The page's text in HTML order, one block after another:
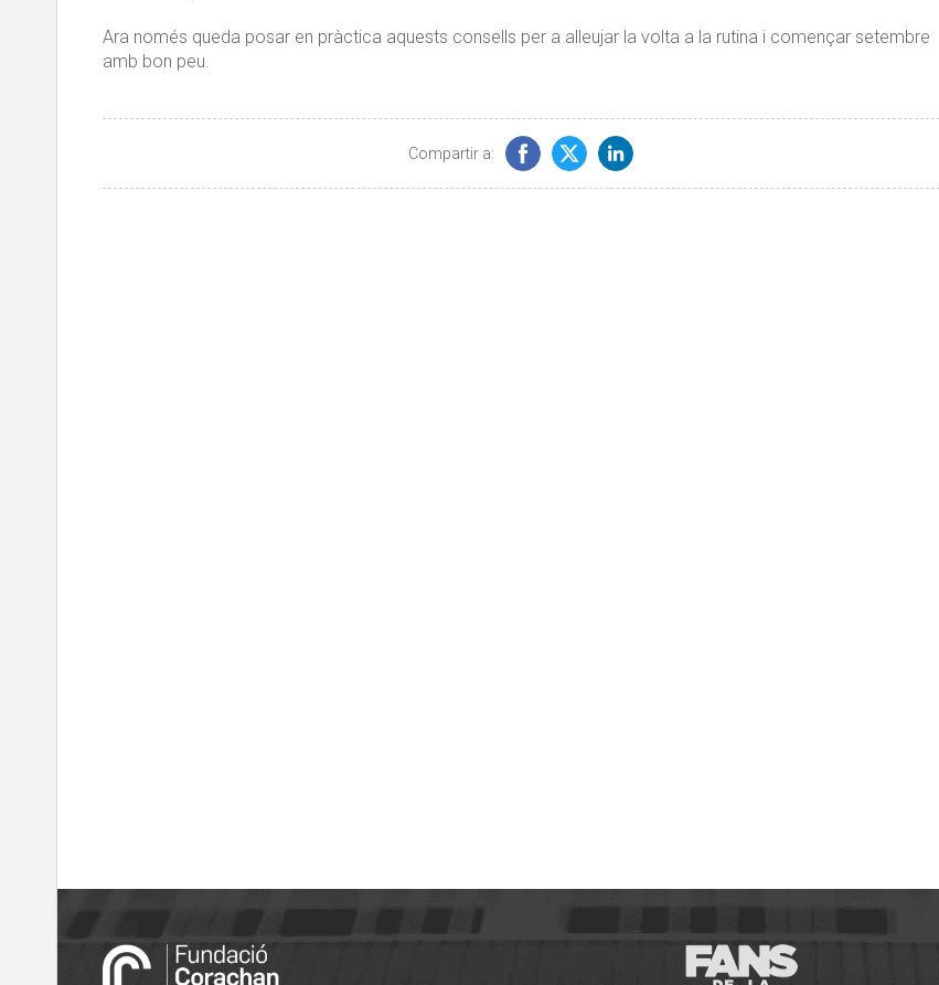
Ara només queda posar en pràctica aquests consells per a alleujar la volta a la rutina i començar setembre
amb bon peu.
Compartir a: